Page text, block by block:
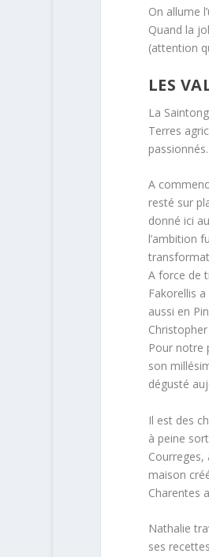
On allume
Quand la
(attention
LES
La
Terres
passionnés.
A
resté sur
donné ici
l’ambition
A force de
Fakorellis
aussi en
Pour notre
son
dégusté
Il est des
à peine
Courreges,
maison
Charentes
Nathalie
ses